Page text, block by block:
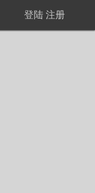
登陆 注册